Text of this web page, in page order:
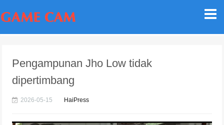
Pengampunan Jho Low tidak
dipertimbang
2026-05-15 HaiPress